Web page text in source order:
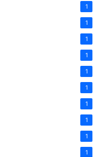
1
1
1
1
1
1
1
1
1
1